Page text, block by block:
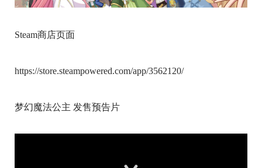
Steam商店页面
https://store.steampowered.com/app/3562120/
梦幻魔法公主 发售预告片